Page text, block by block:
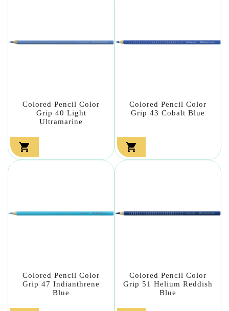
Colored Pencil Color
Grip 40 Light
Ultramarine

Colored Pencil Color
Grip 43 Cobalt Blue

Colored Pencil Color
Grip 47 Indianthrene
Blue
Colored Pencil Color
Grip 51 Helium Reddish
Blue